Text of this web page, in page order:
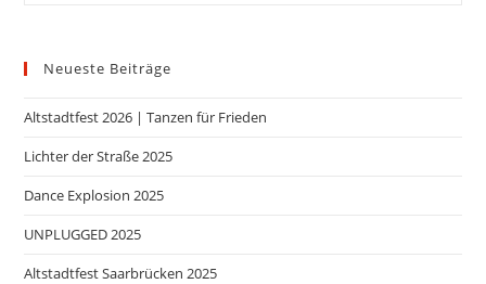
Neueste Beiträge
Altstadtfest 2026 | Tanzen für Frieden
Lichter der Straße 2025
Dance Explosion 2025
UNPLUGGED 2025
Altstadtfest Saarbrücken 2025